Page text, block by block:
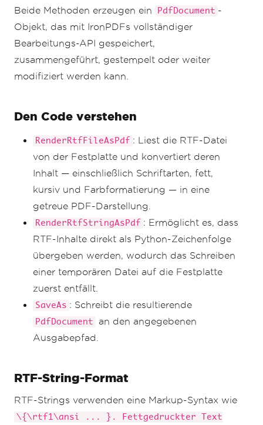
Beide Methoden erzeugen ein PdfDocument -
Objekt, das mit IronPDFs vollständiger
Bearbeitungs-API gespeichert,
zusammengeführt, gestempelt oder weiter
modifiziert werden kann.
Den Code verstehen
RenderRtfFileAsPdf : Liest die RTF-Datei
von der Festplatte und konvertiert deren
Inhalt — einschließlich Schriftarten, fett,
kursiv und Farbformatierung — in eine
getreue PDF-Darstellung.
RenderRtfStringAsPdf : Ermöglicht es, dass
RTF-Inhalte direkt als Python-Zeichenfolge
übergeben werden, wodurch das Schreiben
einer temporären Datei auf die Festplatte
zuerst entfällt.
SaveAs : Schreibt die resultierende
PdfDocument
an den angegebenen
Ausgabepfad.
RTF-String-Format
RTF-Strings verwenden eine Markup-Syntax wie
\{\rtf1\ansi ... }. Fettgedruckter Text